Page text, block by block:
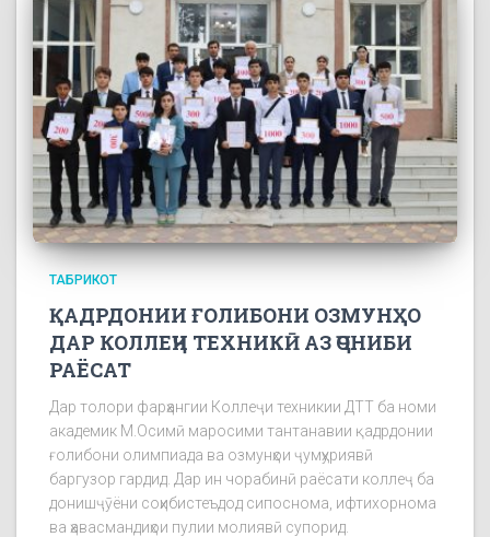
ТАБРИКОТ
ҚАДРДОНИИ ҒОЛИБОНИ ОЗМУНҲО
ДАР КОЛЛЕҶИ ТЕХНИКӢ АЗ ҶОНИБИ
РАЁСАТ
Дар толори фарҳангии Коллеҷи техникии ДТТ ба номи
академик М.Осимӣ маросими тантанавии қадрдонии
ғолибони олимпиада ва озмунҳои ҷумҳуриявӣ
баргузор гардид. Дар ин чорабинӣ раёсати коллеҷ ба
донишҷӯёни соҳибистеъдод сипоснома, ифтихорнома
ва ҳавасмандиҳои пулии молиявӣ супорид.